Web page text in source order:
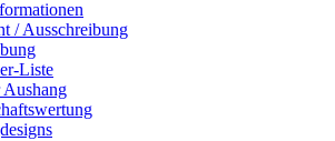
/ Ausschreibung
Liste